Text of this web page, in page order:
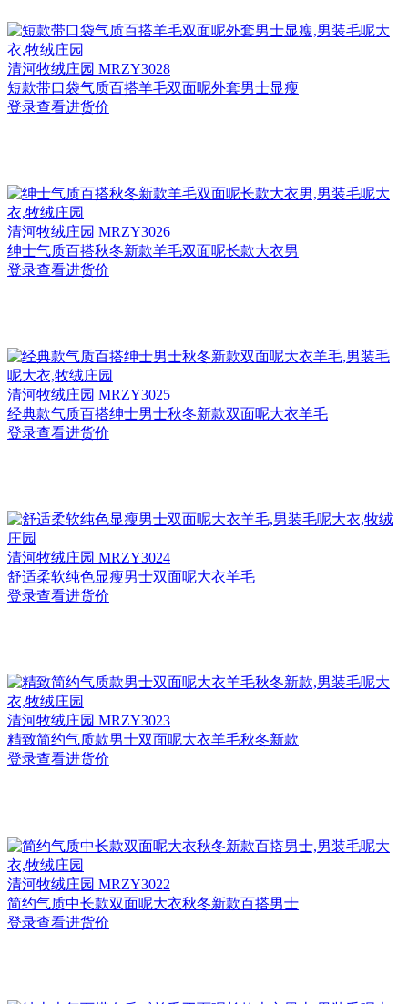
清河牧绒庄园 MRZY3028
短款带口袋气质百搭羊毛双面呢外套男士显瘦
登录查看进货价
清河牧绒庄园 MRZY3026
绅士气质百搭秋冬新款羊毛双面呢长款大衣男
登录查看进货价
清河牧绒庄园 MRZY3025
经典款气质百搭绅士男士秋冬新款双面呢大衣羊毛
登录查看进货价
清河牧绒庄园 MRZY3024
舒适柔软纯色显瘦男士双面呢大衣羊毛
登录查看进货价
清河牧绒庄园 MRZY3023
精致简约气质款男士双面呢大衣羊毛秋冬新款
登录查看进货价
清河牧绒庄园 MRZY3022
简约气质中长款双面呢大衣秋冬新款百搭男士
登录查看进货价